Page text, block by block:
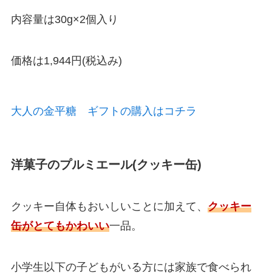
内容量は30g×2個入り
価格は1,944円(税込み)
大人の金平糖 ギフトの購入はコチラ
洋菓子のプルミエール(クッキー缶)
クッキー自体もおいしいことに加えて、 クッキー
缶がとてもかわいい一品。
小学生以下の子どもがいる方には家族で食べられ